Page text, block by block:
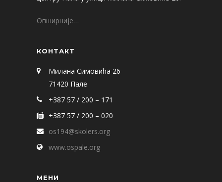
Опширније…
КОНТАКТ
Милана Симовића 26
71420 Пале
+387 57 / 200 – 171
+387 57 / 200 – 020
os194@skolers.org
www.ospale.org
МЕНИ